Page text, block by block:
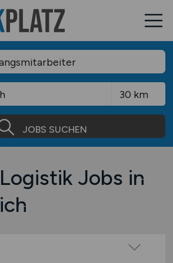
JOBS SUCHEN
Jobs in